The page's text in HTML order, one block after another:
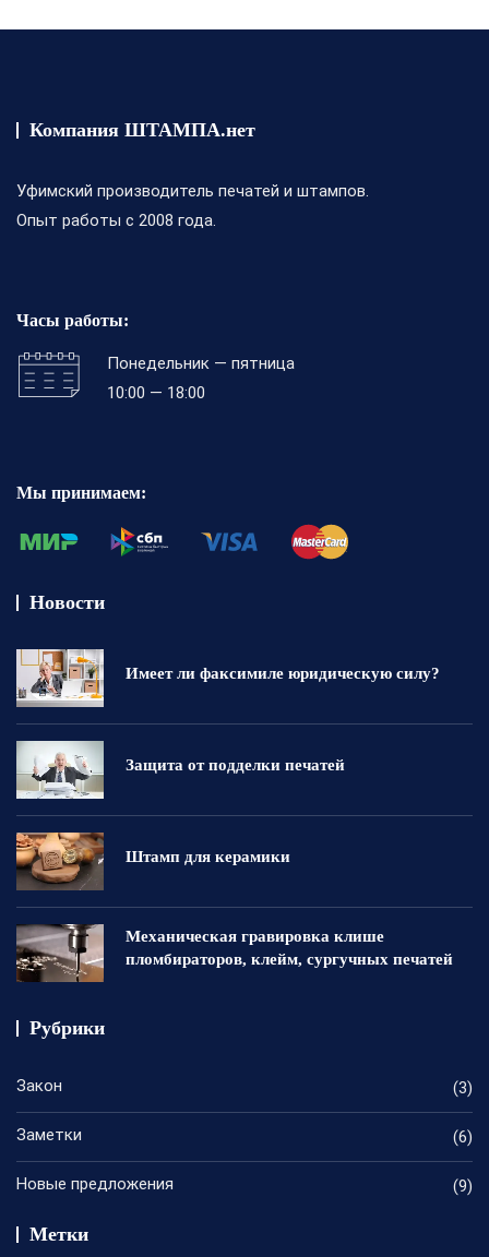
Компания ШТАМПА.нет
Уфимский производитель печатей и штампов.
Опыт работы с 2008 года.
Часы работы:
Понедельник — пятница
10:00 — 18:00
Мы принимаем:
Новости
Имеет ли факсимиле юридическую силу?
Защита от подделки печатей
Штамп для керамики
Механическая гравировка клише
пломбираторов, клейм, сургучных печатей
Рубрики
Закон (3)
Заметки (6)
Новые предложения (9)
Метки